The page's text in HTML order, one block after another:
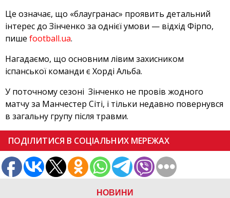
НОВИНИ
Це означає, що «блаугранас» проявить детальний
інтерес до Зінченко за однієї умови — відхід Фірпо,
пише football.ua.
Нагадаємо, що основним лівим захисником
іспанської команди є Хорді Альба.
У поточному сезоні Зінченко не провів жодного
матчу за Манчестер Сіті, і тільки недавно повернувся
в загальну групу після травми.
ПОДІЛИТИСЯ В СОЦІАЛЬНИХ МЕРЕЖАХ